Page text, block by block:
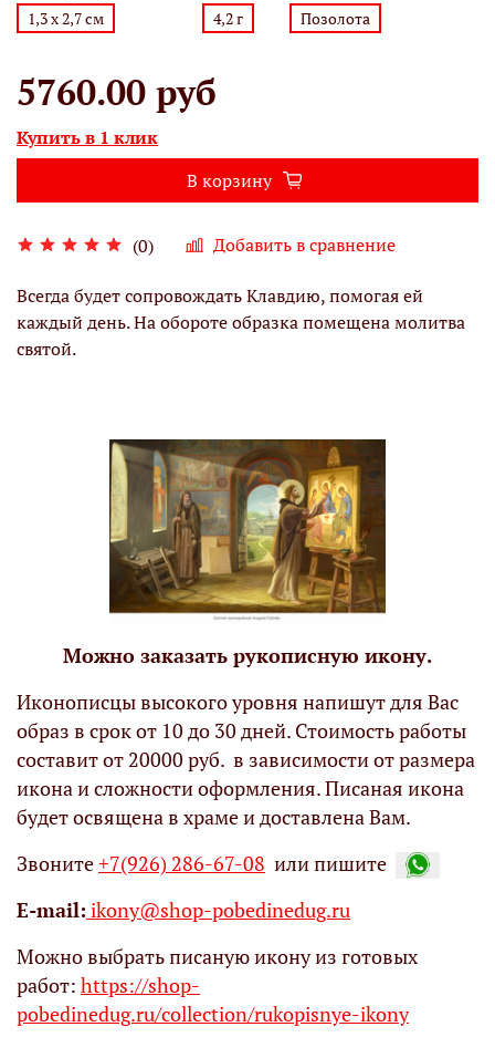
(0) Добавить в сравнение
1,3 х 2,7 см 4,2 г Позолота
5760.00 руб
Купить в 1 клик
В корзину
Всегда будет сопровождать Клавдию, помогая ей
каждый день. На обороте образка помещена молитва
святой.
Можно заказать рукописную икону.
Иконописцы высокого уровня напишут для Вас
образ в срок от 10 до 30 дней. Стоимость работы
составит от 20000 руб. в зависимости от размера
икона и сложности оформления. Писаная икона
будет освящена в храме и доставлена Вам.
Звоните+7(926) 286-67-08 или пишите
Е-mail: ikony@shop-pobedinedug.ru
Можно выбрать писаную икону из готовых
работ: https://shop-
pobedinedug.ru/collection/rukopisnye-ikony